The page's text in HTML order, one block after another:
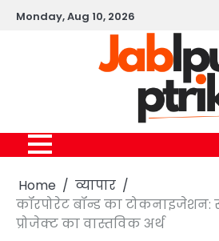
SkipMonday, Aug 10, 2026
Home
व्यापार
कॉरपोरेट बॉन्ड का
प्रोजेक्ट का वास्तविक अर्थ